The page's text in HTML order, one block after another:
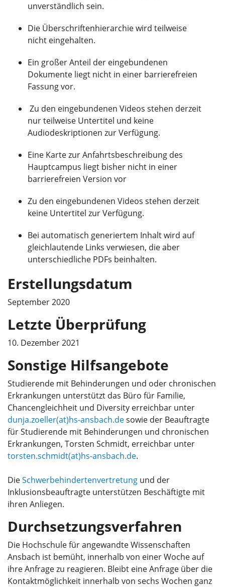
unverständlich sein.
Die Überschriftenhierarchie wird teilweise
nicht eingehalten.
Ein großer Anteil der eingebundenen
Dokumente liegt nicht in einer barrierefreien
Fassung vor.
Zu den eingebundenen Videos stehen derzeit
nur teilweise Untertitel und keine
Audiodeskriptionen zur Verfügung.
Eine Karte zur Anfahrtsbeschreibung des
Hauptcampus liegt bisher nicht in einer
barrierefreien Version vor
Zu den eingebundenen Videos stehen derzeit
keine Untertitel zur Verfügung.
Bei automatisch generiertem Inhalt wird auf
gleichlautende Links verwiesen, die aber
unterschiedliche PDFs beinhalten.
Erstellungsdatum
September 2020
Letzte Überprüfung
10. Dezember 2021
Sonstige Hilfsangebote
Studierende mit Behinderungen und oder chronischen
Erkrankungen unterstützt das Büro für Familie,
Chancengleichheit und Diversity erreichbar unter
dunja.zoeller(at)hs-ansbach.desowie der Beauftragte
für Studierende mit Behinderungen und chronischen
Erkrankungen, Torsten Schmidt, erreichbar unter
torsten.schmidt(at)hs-ansbach.de.
DieSchwerbehindertenvertretung und der
Inklusionsbeauftragte unterstützen Beschäftigte mit
ihren Anliegen.
Durchsetzungsverfahren
Die Hochschule für angewandte Wissenschaften
Ansbach ist bemüht, innerhalb von einer Woche auf
ihre Anfrage zu reagieren. Bleibt eine Anfrage über die
Kontaktmöglichkeit innerhalb von sechs Wochen ganz